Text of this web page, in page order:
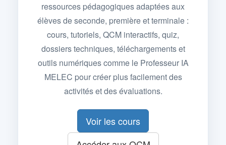
ressources pédagogiques adaptées aux
élèves de seconde, première et terminale :
cours, tutoriels, QCM interactifs, quiz,
dossiers techniques, téléchargements et
outils numériques comme le Professeur IA
MELEC pour créer plus facilement des
activités et des évaluations.
Voir les cours